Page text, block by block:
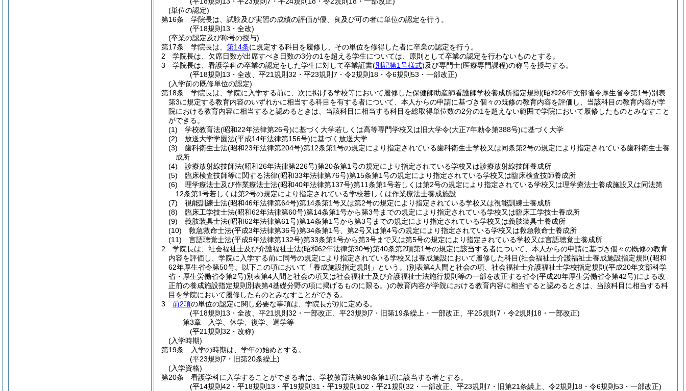
(単位の認定)
第16条
学院長は、試験及び実習の成績の評価が優、良及び可の者に単位の認定を行う。
(平18規則13・全改)
(卒業の認定及び称号の授与)
第17条
学院長は、 第14条に規定する科目を履修し、その単位を修得した者に卒業の認定を行う。
2
学院長は、欠席日数が出席すべき日数の3分の1を超える学生については、原則として卒業の認定を行わないものとする。
3
学院長は、看護学科の卒業の認定をした学生に対して卒業証書(別記第1号様式)及び専門士(医療専門課程)の称号を授与する。
(平18規則13・全改、平21規則32・平23規則7・令2規則18・令6規則53・一部改正)
(入学前の既修単位の認定)
第18条
学院長は、学院に入学する前に、次に掲げる学校等において履修した保健師助産師看護師学校養成所指定規則 (昭和26年文部省令厚生省令第1号)別表
第3に規定する教育内容のいずれかに相当する科目を有する者について、本人からの申請に基づき個々の既修の教育内容を評価し、当該科目の教育内容が学
院における教育内容に相当すると認めるときは、当該科目に相当する科目を総取得単位数の2分の1を超えない範囲で学院において履修したものとみなすこと
ができる。
(1)
学校教育法(昭和22年法律第26号)に基づく大学若しくは高等専門学校又は旧大学令(大正7年勅令第388号)に基づく大学
(2)
放送大学学園法(平成14年法律第156号)に基づく放送大学
(3)
歯科衛生士法(昭和23年法律第204号)第12条第1号の規定により指定されている歯科衛生士学校又は同条第2号の規定により指定されている歯科衛生士養
成所
(4)
診療放射線技師法(昭和26年法律第226号)第20条第1号の規定により指定されている学校又は診療放射線技師養成所
(5)
臨床検査技師等に関する法律(昭和33年法律第76号)第15条第1号の規定により指定されている学校又は臨床検査技師養成所
(6)
理学療法士及び作業療法士法(昭和40年法律第137号)第11条第1号若しくは第2号の規定により指定されている学校又は理学療法士養成施設又は同法第
12条第1号若しくは第2号の規定により指定されている学校若しくは作業療法士養成施設
(7)
視能訓練士法(昭和46年法律第64号)第14条第1号又は第2号の規定により指定されている学校又は視能訓練士養成所
(8)
臨床工学技士法(昭和62年法律第60号)第14条第1号から第3号までの規定により指定されている学校又は臨床工学技士養成所
(9)
義肢装具士法(昭和62年法律第61号)第14条第1号から第3号までの規定により指定されている学校又は義肢装具士養成所
(10)
救急救命士法(平成3年法律第36号)第34条第1号、第2号又は第4号の規定により指定されている学校又は救急救命士養成所
(11)
言語聴覚士法(平成9年法律第132号)第33条第1号から第3号まで又は第5号の規定により指定されている学校又は言語聴覚士養成所
2
学院長は、社会福祉士及び介護福祉士法(昭和62年法律第30号)第40条第2項第1号の規定に該当する者について、本人からの申請に基づき個々の既修の教育
内容を評価し、学院に入学する前に同号の規定により指定されている学校又は養成施設において履修した科目(社会福祉士介護福祉士養成施設指定規則 (昭和
62年厚生省令第50号。以下この項において「養成施設指定規則」という。)別表第4人間と社会の項、社会福祉士介護福祉士学校指定規則 (平成20年文部科学
省・厚生労働省令第2号)別表第4人間と社会の項又は社会福祉士及び介護福祉士法施行規則等の一部を改正する省令(平成20年厚生労働省令第42号)による改
正前の養成施設指定規則別表第4基礎分野の項に掲げるものに限る。)の教育内容が学院における教育内容に相当すると認めるときは、当該科目に相当する科
目を学院において履修したものとみなすことができる。
3
前2項の単位の認定に関し必要な事項は、学院長が別に定める。
(平18規則13・全改、平21規則32・一部改正、平23規則7・旧第19条繰上・一部改正、平25規則7・令2規則18・一部改正)
第3章
入学、休学、復学、退学等
(平21規則32・改称)
(入学時期)
第19条
入学の時期は、学年の始めとする。
(平23規則7・旧第20条繰上)
(入学資格)
第20条
看護学科に入学することができる者は、学校教育法第90条第1項に該当する者とする。
(平14規則42・平18規則13・平19規則31・平19規則102・平21規則32・一部改正、平23規則7・旧第21条繰上、令2規則18・令6規則53・一部改正)